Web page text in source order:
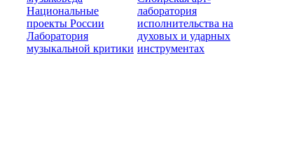
Национальные
проекты России
Лаборатория
музыкальной критики
лаборатория
исполнительства на
духовых и ударных
инструментах